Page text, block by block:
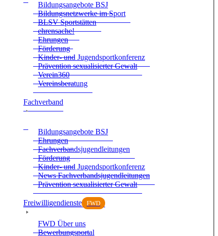
Bil­dungs­an­ge­bote BSJ
Bil­dungs­netz­werke im Sport
BLSV Sport­stät­ten
ehren­sa­che!
Ehrun­gen
För­de­rung
Kin­der- und Jugend­sport­kon­fe­renz
Prä­ven­tion sexua­li­sier­ter Gewalt
Verein360
Ver­eins­be­ra­tung
Fach­ver­band
Bil­dungs­an­ge­bote BSJ
Ehrun­gen
Fach­ver­bands­ju­gend­lei­tun­gen
För­de­rung
Kin­der- und Jugend­sport­kon­fe­renz
News Fach­ver­bands­ju­gend­lei­tun­gen
Prä­ven­tion sexua­li­sier­ter Gewalt
Frei­wil­li­gen­dienste FWD
FWD Über uns
Bewer­bungs­por­tal